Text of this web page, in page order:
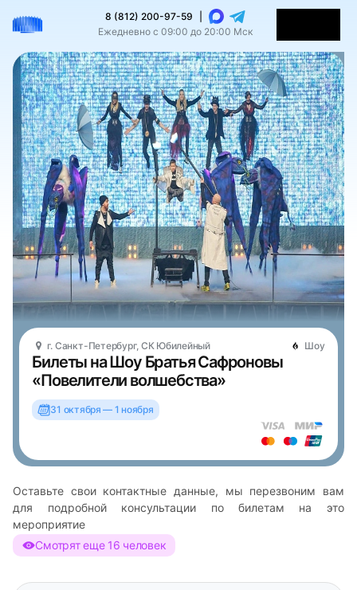
8 (812) 200-97-59
Ежедневно с 09:00 до 20:00 Мск
г. Санкт-Петербург, СК Юбилейный Шоу
Билеты на Шоу Братья Сафроновы
«Повелители волшебства»
31 октября — 1 ноября
Оставьте свои контактные данные, мы перезвоним вам
для подробной консультации по билетам на это
мероприятие
Смотрят еще 16 человек